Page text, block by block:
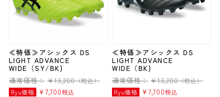
≪特価≫アシックス DS
LIGHT ADVANCE
WIDE（SY/BK)
通常価格： ¥13,200（税込）
Ryu価格
¥ 7,700税込
≪特価≫アシックス DS
LIGHT ADVANCE
WIDE（BK)
通常価格： ¥13,200（税込）
Ryu価格
¥ 7,700税込